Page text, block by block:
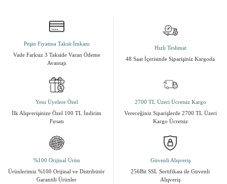
Peşin Fiyatına Taksit İmkanı
Vade Farksız 3 Takside Varan Ödeme
Avantajı
Hızlı Teslimat
48 Saat İçerisinde Siparişiniz Kargoda
Yeni Üyelere Özel
İlk Alışverişinize Özel 100 TL İndirim
Fırsatı
2700 TL Üzeri Ücretsiz Kargo
Vereceğiniz Siparişlerde 2700 TL Üzeri
Kargo Ücretsiz
%100 Orijinal Ürün
Ürünlerimiz %100 Orijinal ve Distribütör
Garantili Ürünler
Güvenli Alışveriş
256Bit SSL Sertifikası ile Güvenli
Alışveriş